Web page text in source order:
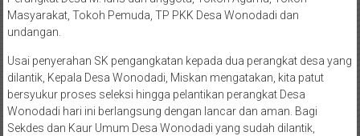
Masyarakat, Tokoh Pemuda, TP PKK Desa Wonodadi dan
undangan.
Usai penyerahan SK pengangkatan kepada dua perangkat desa yang
dilantik, Kepala Desa Wonodadi, Miskan mengatakan, kita patut
bersyukur proses seleksi hingga pelantikan perangkat Desa
Wonodadi hari ini berlangsung dengan lancar dan aman. Bagi
Sekdes dan Kaur Umum Desa Wonodadi yang sudah dilantik,